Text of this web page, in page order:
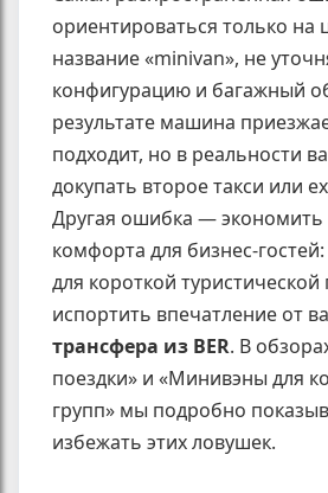
ориентироваться только на
название «minivan», не
конфигурацию и багажный
результате машина
подходит, но в реальности
докупать второе такси или
Другая ошибка — экономить
комфорта для бизнес-
для короткой
испортить впечатление от
трансфера из BER. В
поездки» и «Минивэны для
групп» мы подробно
избежать этих ловушек.